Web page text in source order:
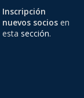
Inscripción
nuevos sociosen
esta sección.